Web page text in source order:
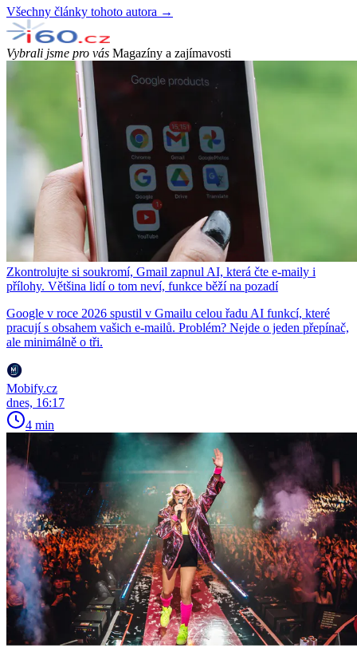
Všechny články tohoto autora →
Vybrali jsme pro vás Magazíny a zajímavosti
Zkontrolujte si soukromí, Gmail zapnul AI, která čte e-maily i
přílohy. Většina lidí o tom neví, funkce běží na pozadí
Google v roce 2026 spustil v Gmailu celou řadu AI funkcí, které
pracují s obsahem vašich e-mailů. Problém? Nejde o jeden přepínač,
ale minimálně o tři.
Mobify.cz
dnes, 16:17
4 min